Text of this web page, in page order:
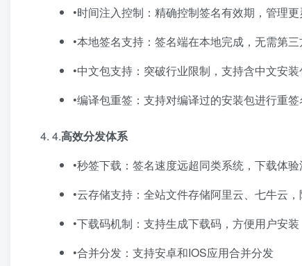
•时间注入控制：精确控制签名有效期，管理
•本地签名支持：签名端在本地完成，无需第
•中文包支持：突破行业限制，支持含中文安装
•编译包重签：支持对编译过的安装包进行重签
4.​高效分发体系
•秒签下载：签名速度远超同类系统，下载体验
•云存储支持：全站文件存储阿里云、七牛云
•下载码机制：支持生成下载码，方便用户安装
•合并分发：支持安卓和IOS应用合并分发